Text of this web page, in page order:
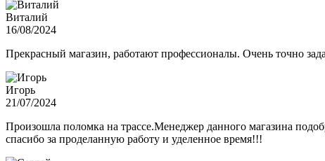
Виталий
16/08/2024
Прекрасный магазин, работают профессионалы. Очень точно
Игорь
21/07/2024
Произошла поломка на трассе.Менеджер данного магазина
спасибо за проделанную работу и уделенное время!!!